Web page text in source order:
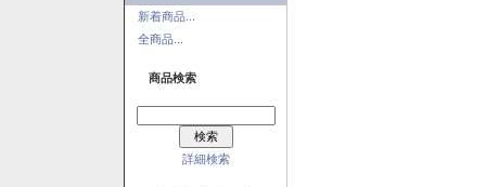
新着商品...
全商品...
商品検索
詳細検索